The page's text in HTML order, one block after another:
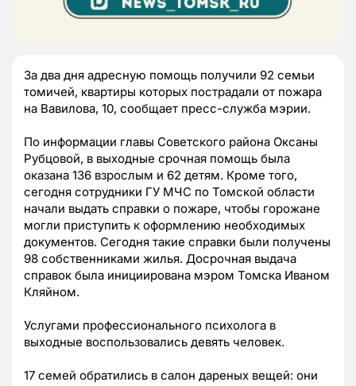
За два дня адресную помощь получили 92 семьи
томичей, квартиры которых пострадали от пожара
на Вавилова, 10, сообщает пресс-служба мэрии.
По информации главы Советского района Оксаны
Рубцовой, в выходные срочная помощь была
оказана 136 взрослым и 62 детям. Кроме того,
сегодня сотрудники ГУ МЧС по Томской области
начали выдать справки о пожаре, чтобы горожане
могли приступить к оформлению необходимых
документов. Сегодня такие справки были получены
98 собственниками жилья. Досрочная выдача
справок была инициирована мэром Томска Иваном
Кляйном.
Услугами профессионального психолога в
выходные воспользовались девять человек.
17 семей обратились в салон дареных вещей: они